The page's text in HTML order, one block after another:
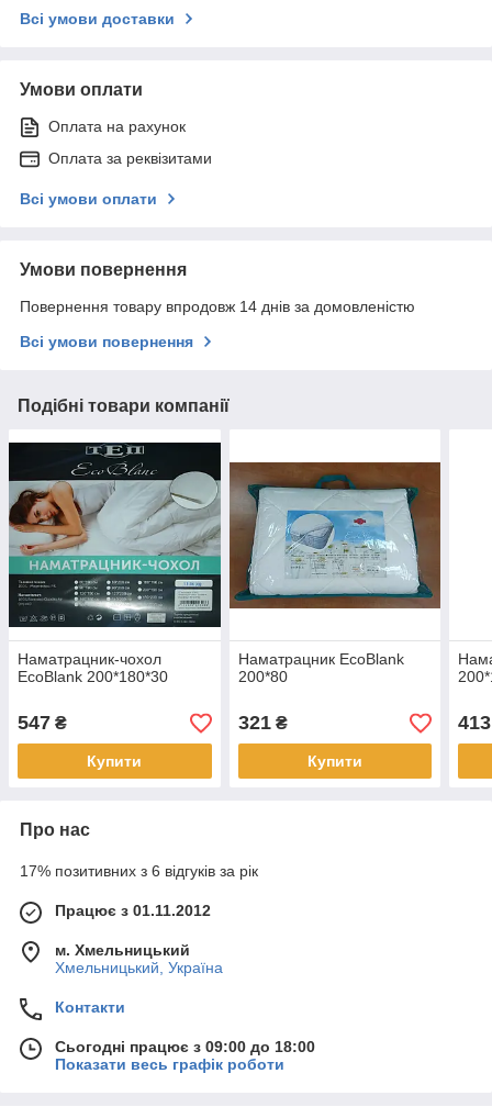
Всі умови доставки
Умови оплати
Оплата на рахунок
Оплата за реквізитами
Всі умови оплати
Умови повернення
Повернення товару впродовж 14 днів за домовленістю
Всі умови повернення
Подібні товари компанії
Наматрацник-чохол
EcoBlank 200*180*30
547 ₴
Купити
Наматрацник EcoBlank
200*80
321₴
Купити
413
Про нас
17% позитивних з 6 відгуків за рік
Працює з 01.11.2012
м. Хмельницький
Хмельницький, Україна
Контакти
Сьогодні працює з 09:00 до 18:00
Показати весь графік роботи